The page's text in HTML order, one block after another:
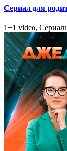
Сериал для
1+1 video,